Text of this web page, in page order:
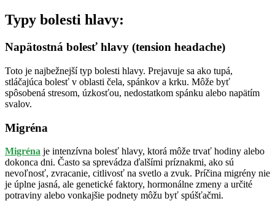
Typy bolesti hlavy:
Napätostná bolesť hlavy (tension headache)
Toto je najbežnejší typ bolesti hlavy. Prejavuje sa ako tupá,
stláčajúca bolesť v oblasti čela, spánkov a krku. Môže byť
spôsobená stresom, úzkosťou, nedostatkom spánku alebo napätím
svalov.
Migréna
Migréna je intenzívna bolesť hlavy, ktorá môže trvať hodiny alebo
dokonca dni. Často sa sprevádza ďalšími príznakmi, ako sú
nevoľnosť, zvracanie, citlivosť na svetlo a zvuk. Príčina migrény nie
je úplne jasná, ale genetické faktory, hormonálne zmeny a určité
potraviny alebo vonkajšie podnety môžu byť spúšťačmi.